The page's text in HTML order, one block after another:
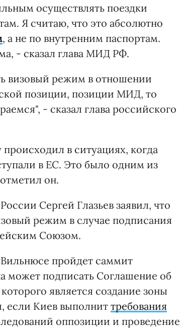
осуществлять поездки
Я считаю, что это абсолютно
, а не по внутренним паспортам.
- сказал глава МИД РФ.
визовый режим в отношении
позиции, позиции МИД, то
- сказал глава российского
в ситуациях, когда
в ЕС. Это было одним из
он.
Сергей Глазьев заявил, что
режим в случае подписания
Союзом.
пройдет саммит
может подписать Соглашение об
является создание зоны
если Киев выполнит требования
оппозиции и проведение